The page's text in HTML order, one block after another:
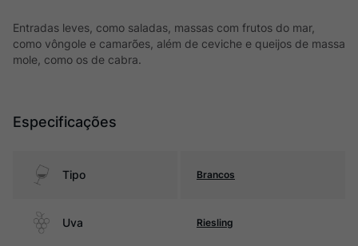
Entradas leves, como saladas, massas com frutos do mar,
como vôngole e camarões, além de ceviche e queijos de massa
mole, como os de cabra.
Especificações
Tipo Brancos
Uva Riesling